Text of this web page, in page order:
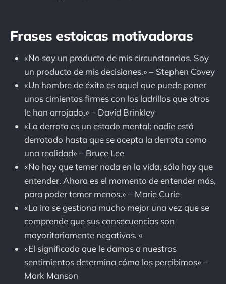
Frases estoicas motivadoras
«No soy un producto de mis circunstancias. Soy
un producto de mis decisiones.» – Stephen Covey
«Un hombre de éxito es aquel que puede poner
unos cimientos firmes con los ladrillos que otros
le han arrojado.» – David Brinkley
«La derrota es un estado mental; nadie está
derrotado hasta que se acepta la derrota como
una realidad» – Bruce Lee
«No hay que temer nada en la vida, sólo hay que
entender. Ahora es el momento de entender más,
para poder temer menos.» – Marie Curie
«La ira se gestiona mucho mejor una vez que se
comprende que sus consecuencias son
mayoritariamente negativas. «
«El significado que le damos a nuestros
sentimientos determina cómo los percibimos» –
Mark Manson